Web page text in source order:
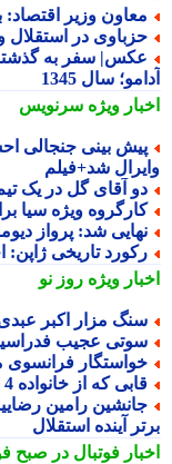
وزیر اقتصاد:
در استقلال و
سفر به گذشته؛
سال 1345
ویژهسرنویس
بینی جنجالی
شد+فیلم
آقای گل در یک
ویژه سیا برای
شد: پرواز
تاریخی ژاپن:
ویژهروز نو
مزار اکبر عبدی
عجیب فدراسیون
فرانسوی
که از خانواده 4 نفره شیلا خداداد پربازدید شد
رامین
آینده استقلال
فوتبال در صبح